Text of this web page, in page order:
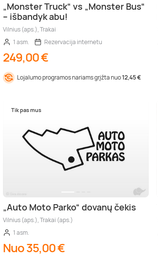
„Monster Truck“ vs „Monster Bus“
– išbandyk abu!
Vilnius (aps.), Trakai
1 asm.
Rezervacija internetu
249,00 €
Lojalumo programos nariams grįžta nuo12,45 €
Tik pas mus
„Auto Moto Parko“ dovanų čekis
Vilnius (aps.), Trakai (aps.)
1 asm.
Nuo 35,00 €